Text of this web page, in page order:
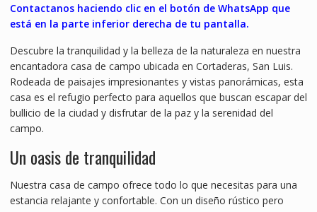
Contactanos haciendo clic en el botón de WhatsApp que
está en la parte inferior derecha de tu pantalla.
Descubre la tranquilidad y la belleza de la naturaleza en nuestra
encantadora casa de campo ubicada en Cortaderas, San Luis.
Rodeada de paisajes impresionantes y vistas panorámicas, esta
casa es el refugio perfecto para aquellos que buscan escapar del
bullicio de la ciudad y disfrutar de la paz y la serenidad del
campo.
Un oasis de tranquilidad
Nuestra casa de campo ofrece todo lo que necesitas para una
estancia relajante y confortable. Con un diseño rústico pero